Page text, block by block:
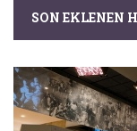
SON EKLENEN